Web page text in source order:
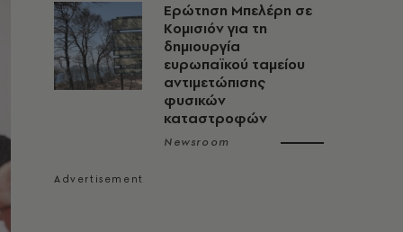
Ερώτηση Μπελέρη σε
Κομισιόν για τη
δημιουργία
ευρωπαϊκού ταμείου
αντιμετώπισης
φυσικών
καταστροφών
Newsroom